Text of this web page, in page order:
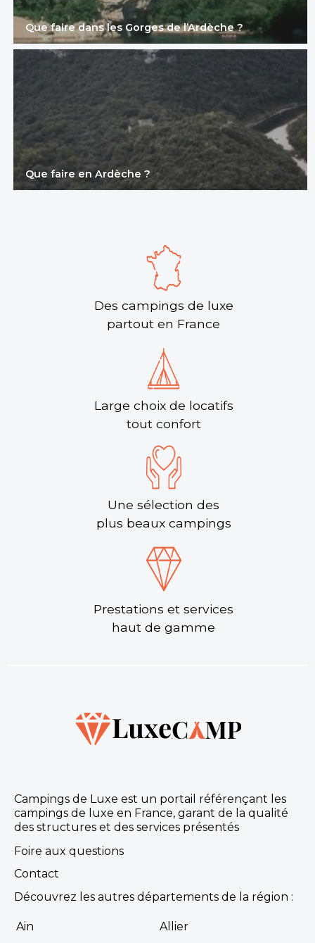
Camping Domaine de Chaussy
Lagorce, Ardèche , Auvergne-Rhône-Alpes
★ 3.8/5 (207 avis)
Aucune information tarifaire disponible
Découvrir
Camping Aluna Vacances
D’avril à Novembre, le camping Aluna Vacances,
classé 5 étoiles ouvre leurs portes aux vacanciers qui
rêvent de vacances hau
Ruoms, Ardèche , Auvergne-Rhône-Alpes
Aucune information tarifaire disponible
Découvrir
pour d’inoubliables vacances où vous jouirez d’un
cadre prestigieux qui se co
Villeneuve-de-Berg, Ardèche , Auvergne-Rhône-Alpes
Dès26€/ nuit en emplacement
Découvrir
Que faire dans les Gorges de l’Ardèche ?
Que faire en Ardèche ?
Des campings de luxe
partout en France
Large choix de locatifs
tout confort
Une sélection des
plus beaux campings
Prestations et services
haut de gamme
Campings de Luxe est un portail référençant les
campings de luxe en France, garant de la qualité
des structures et des services présentés
Foire aux questions
Contact
Découvrez les autres départements de la région :
Ain Allier